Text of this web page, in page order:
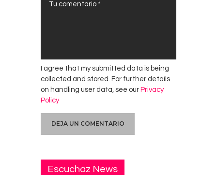
I agree that my submitted data is being
collected and stored. For further details
on handling user data, see our Privacy
Policy
Escuchaz News